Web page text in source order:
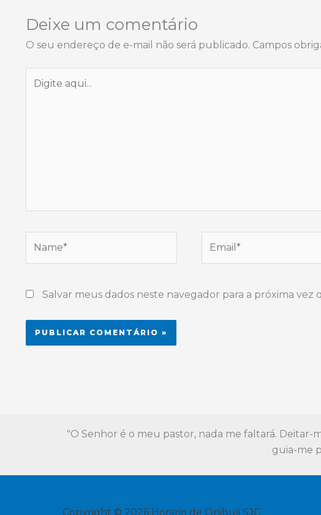
Deixe um comentário
O seu endereço de e-mail não será publicado. Campos
aqui...
Salvar meus dados neste navegador para a próxima vez
"O Senhor é o meu pastor, nada me faltará. Deitar-
guia-me
Copyright © 2026 Horario de Onibus SJC